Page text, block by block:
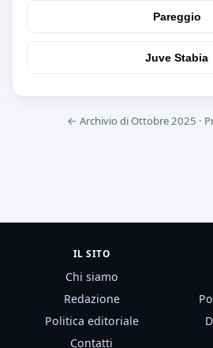
Pareggio
Juve Stabia
← Archivio di Ottobre 2025 ·
IL SITO
Chi siamo
Redazione
Politica editoriale
Contatti